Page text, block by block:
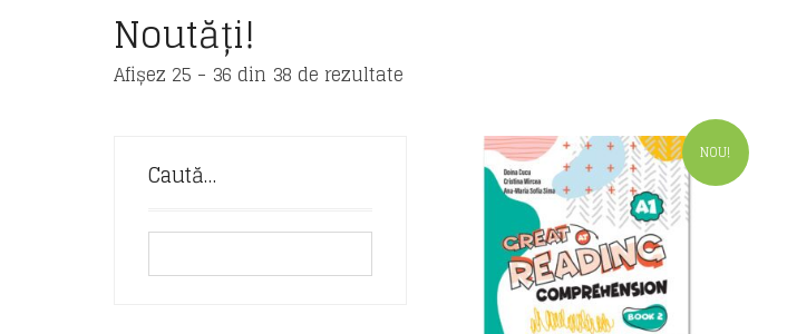
Noutăți!
Afișez 25 - 36 din 38 de rezultate
NOU!
Caută…